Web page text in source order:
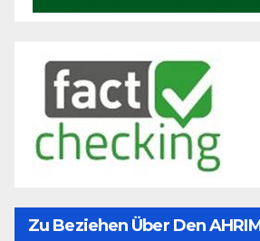
Zu Beziehen Über Den